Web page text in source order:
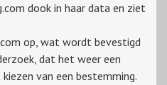
dook in haar data en ziet
op, wat wordt bevestigd
dat het weer een
van een bestemming.